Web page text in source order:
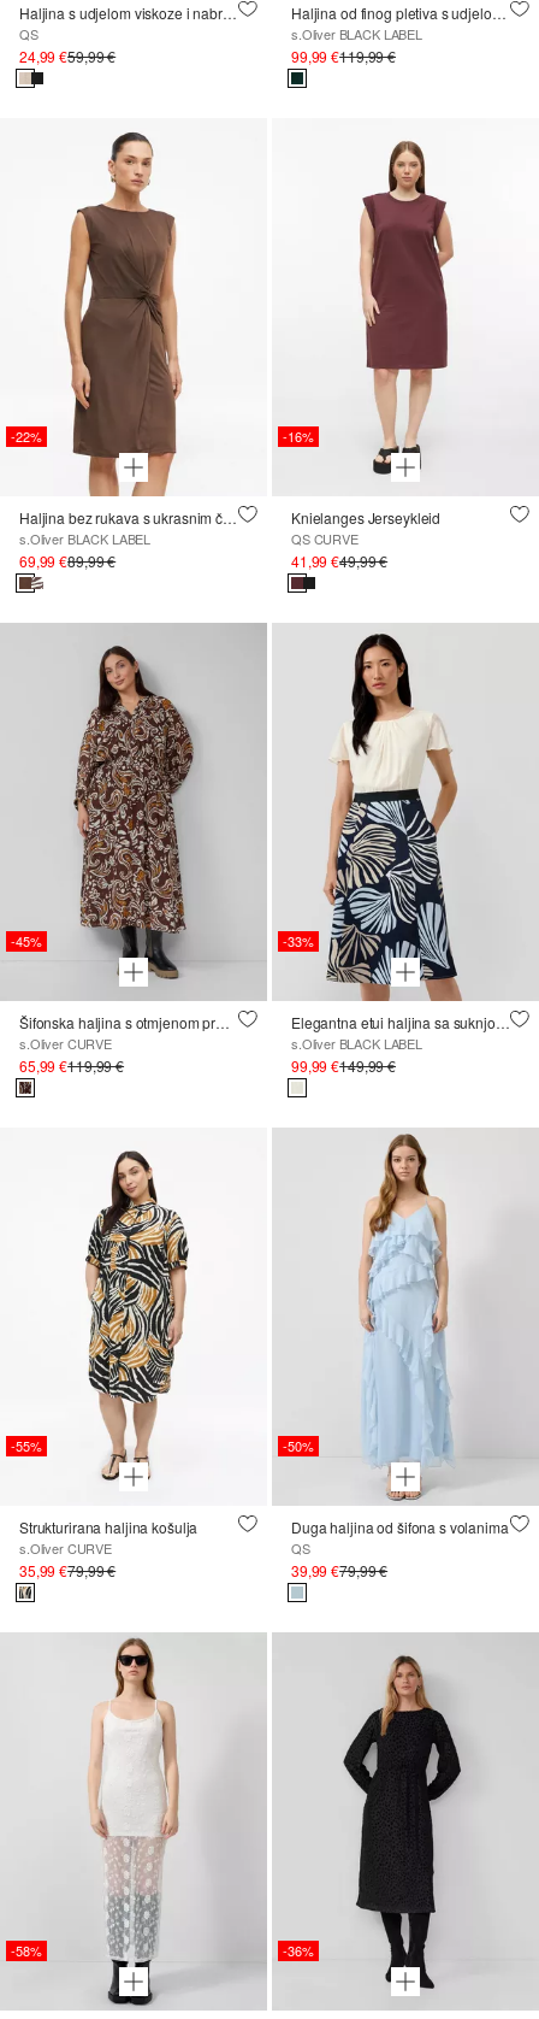
Haljina s udjelom viskoze i nabranim detaljem
QS
24,99 €59,99 €
Haljina od finog pletiva s udjelom viskoze i poluprozirnim rukavima
s.Oliver BLACK LABEL
99,99 €119,99 €
-22%
Haljina bez rukava s ukrasnim čvorom
s.Oliver BLACK LABEL
69,99 €89,99 €
-16%
Knielanges Jerseykleid
QS CURVE
41,99 €49,99 €
-45%
Šifonska haljina s otmjenom pređom, opuštenog kroja
s.Oliver CURVE
65,99 €119,99 €
-33%
Elegantna etui haljina sa suknjom od popelina
s.Oliver BLACK LABEL
99,99 €149,99 €
-55%
Strukturirana haljina košulja
s.Oliver CURVE
35,99 €79,99 €
-50%
Duga haljina od šifona s volanima
QS
39,99 €79,99 €
-58% -36%